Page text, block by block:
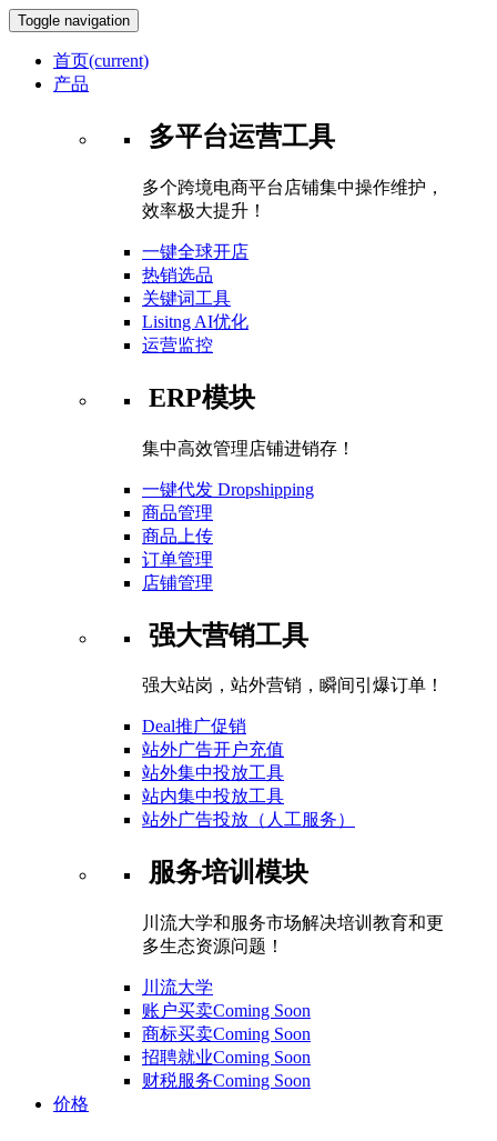
Toggle navigation
首页(current)
产品
多平台运营工具
多个跨境电商平台店铺集中操作维护，
效率极大提升！
一键全球开店
热销选品
关键词工具
Lisitng AI优化
运营监控
ERP模块
集中高效管理店铺进销存！
一键代发 Dropshipping
商品管理
商品上传
订单管理
店铺管理
强大营销工具
强大站岗，站外营销，瞬间引爆订单！
Deal推广促销
站外广告开户充值
站外集中投放工具
站内集中投放工具
站外广告投放（人工服务）
服务培训模块
川流大学和服务市场解决培训教育和更
多生态资源问题！
川流大学
账户买卖Coming Soon
商标买卖Coming Soon
招聘就业Coming Soon
财税服务Coming Soon
价格